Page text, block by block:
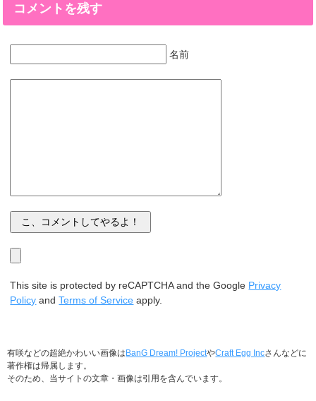
コメントを残す
名前
This site is protected by reCAPTCHA and the Google Privacy
Policy andTerms of Service apply.
有咲などの超絶かわいい画像はBanG Dream! ProjectやCraft Egg Incさんなどに
著作権は帰属します。
そのため、当サイトの文章・画像は引用を含んでいます。